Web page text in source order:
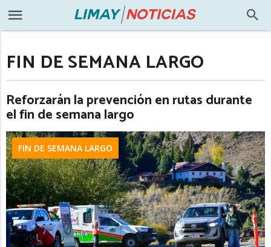
FIN DE SEMANA LARGO
Reforzarán la prevención en rutas durante
el fin de semana largo
FIN DE SEMANA LARGO